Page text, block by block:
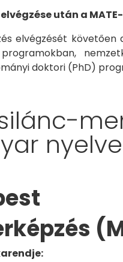
után a
elvégzését
doktori (PhD)